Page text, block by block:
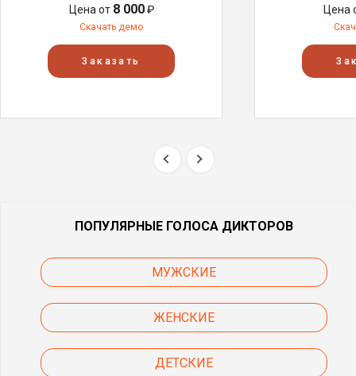
Цена от 8 000₽
Скачать демо
Заказать
Цена
ПОПУЛЯРНЫЕ ГОЛОСА ДИКТОРОВ
МУЖСКИЕ
ЖЕНСКИЕ
ДЕТСКИЕ